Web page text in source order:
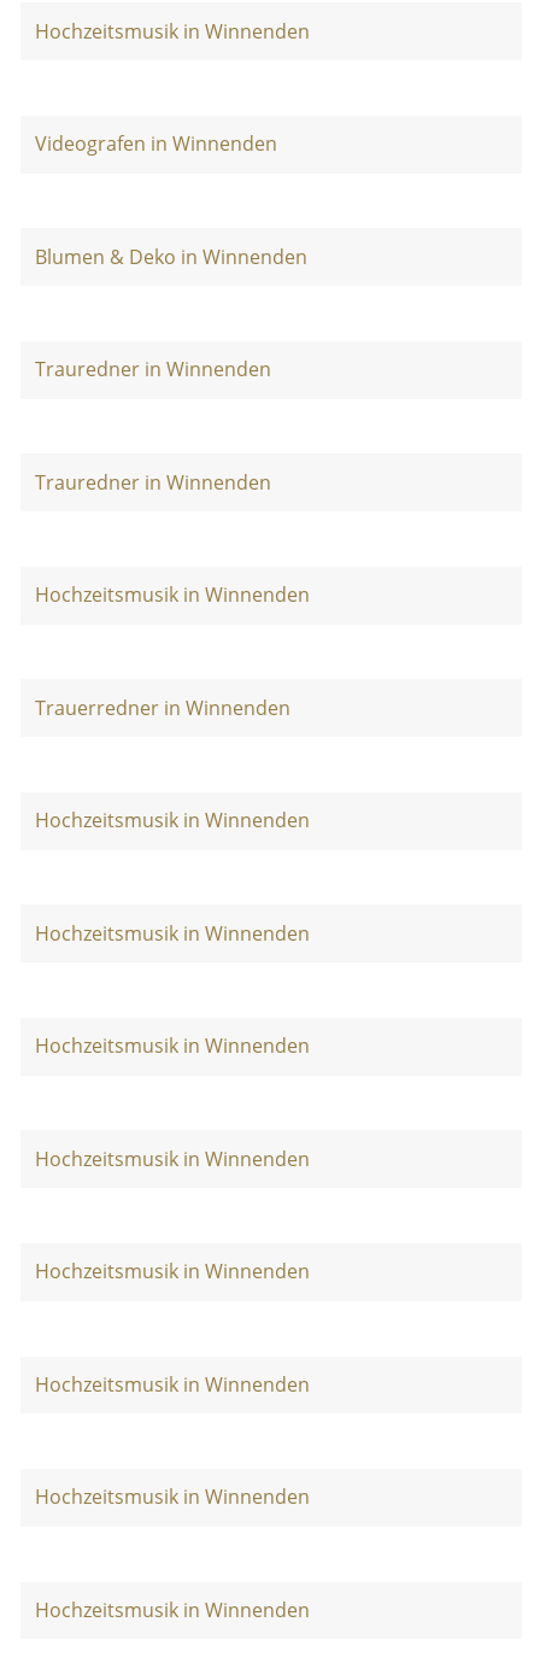
Hochzeitsmusik in Winnenden
Videografen in Winnenden
Blumen & Deko in Winnenden
Trauredner in Winnenden
Trauredner in Winnenden
Hochzeitsmusik in Winnenden
Trauerredner in Winnenden
Hochzeitsmusik in Winnenden
Hochzeitsmusik in Winnenden
Hochzeitsmusik in Winnenden
Hochzeitsmusik in Winnenden
Hochzeitsmusik in Winnenden
Hochzeitsmusik in Winnenden
Hochzeitsmusik in Winnenden
Hochzeitsmusik in Winnenden